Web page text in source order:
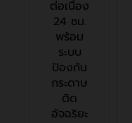
ต่อเนื่อง
24 ชม.
พร้อม
ระบบ
ป้องกัน
กระดาษ
ติด
อัจฉริยะ